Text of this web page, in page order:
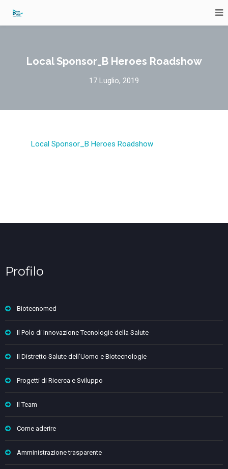
Local Sponsor_B Heroes Roadshow
17 Luglio, 2019
Local Sponsor_B Heroes Roadshow
Profilo
Biotecnomed
Il Polo di Innovazione Tecnologie della Salute
Il Distretto Salute dell’Uomo e Biotecnologie
Progetti di Ricerca e Sviluppo
Il Team
Come aderire
Amministrazione trasparente